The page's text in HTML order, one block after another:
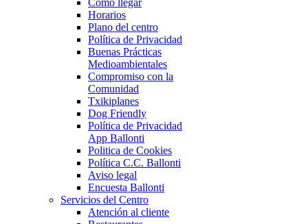
Horarios
Plano del centro
Política de Privacidad
Buenas Prácticas
Medioambientales
Compromiso con la
Comunidad
Txikiplanes
Dog Friendly
Política de Privacidad
App Ballonti
Politica de Cookies
Política C.C. Ballonti
Aviso legal
Encuesta Ballonti
Servicios del Centro
Atención al cliente